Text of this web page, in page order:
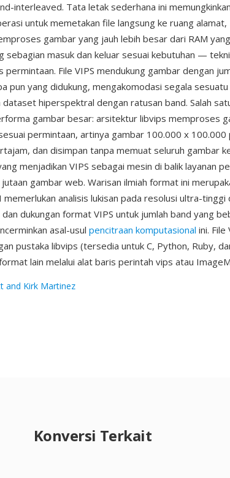
interleaved. Tata letak sederhana ini
untuk memetakan file langsung ke ruang alamat,
gambar yang jauh lebih besar dari RAM
sebagian masuk dan keluar sesuai kebutuhan —
File VIPS mendukung gambar dengan
pun yang didukung, mengakomodasi segala
hiperspektral dengan ratusan band. Salah
gambar besar: arsitektur libvips memproses
permintaan, artinya gambar 100.000 x 100.000
dan disimpan tanpa memuat seluruh gambar
menjadikan VIPS sebagai mesin di balik layanan
gambar web. Warisan ilmiah format ini
analisis lukisan pada resolusi ultra-tinggi
dukungan format VIPS untuk jumlah band yang
asal-usul pencitraan komputasional ini. File
pustaka libvips (tersedia untuk C, Python, Ruby,
lain melalui alat baris perintah vips atau
and Kirk Martinez
Konversi Terkait